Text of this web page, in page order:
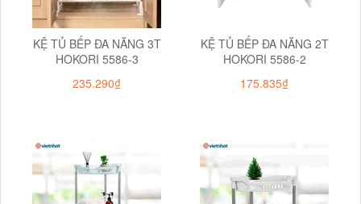
KỆ TỦ BẾP ĐA NĂNG 3T
HOKORI 5586-3
235.290₫
KỆ TỦ BẾP ĐA NĂNG 2T
HOKORI 5586-2
175.835₫